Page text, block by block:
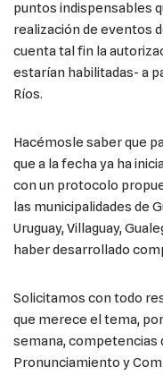
puntos indispensables
realización de eventos
cuenta tal fin la
estarían habilitadas- a
Ríos.
Hacémosle saber que
que a la fecha ya ha
con un protocolo
las municipalidades de
Uruguay, Villaguay,
haber desarrollado
Solicitamos con todo
que merece el tema,
semana, competencias
Pronunciamiento y